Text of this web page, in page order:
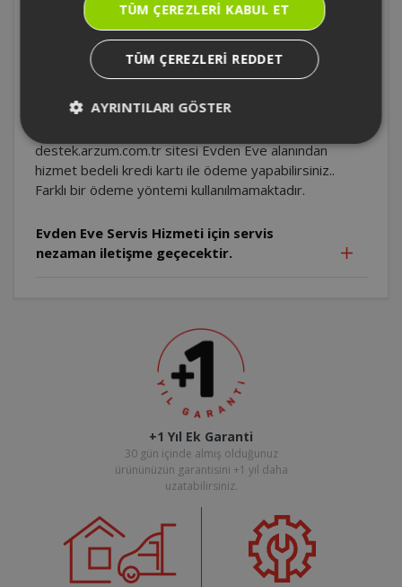
Evden Eve Servis hizmetinde emanet ürün
uygulaması var mı?
yapabilirim?
destek.arzum.com.tr sitesi Evden Eve alanından
hizmet bedeli kredi kartı ile ödeme yapabilirsiniz..
Farklı bir ödeme yöntemi kullanılmamaktadır.
Evden Eve Servis Hizmeti için servis
nezaman iletişme geçecektir.
+1 Yıl Ek Garanti
30 gün içinde almış olduğunuz
ürününüzün garantisini +1 yıl daha
uzatabilirsiniz.
TÜM ÇEREZLERI KABUL ET
TÜM ÇEREZLERI REDDET
AYRINTILARI GÖSTER